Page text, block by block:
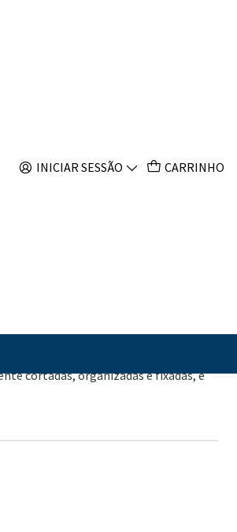
INICIAR SESSÃO CARRINHO
Comprar agora
são um meio de filtragem perfeito e
Com as rochas Aquaforest, o
cortadas, organizadas e fixadas, e